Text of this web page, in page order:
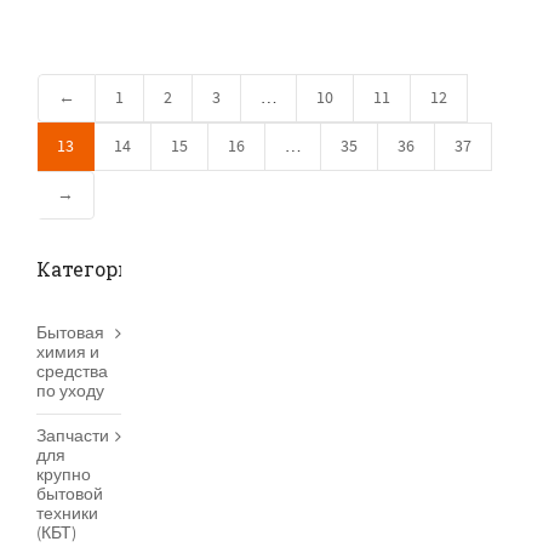
← 1 2 3 … 10 11 12
13 14 15 16 … 35 36 37
→
Категории товаров
Бытовая
химия и
средства
по уходу
Запчасти
для
крупно
бытовой
техники
(КБТ)